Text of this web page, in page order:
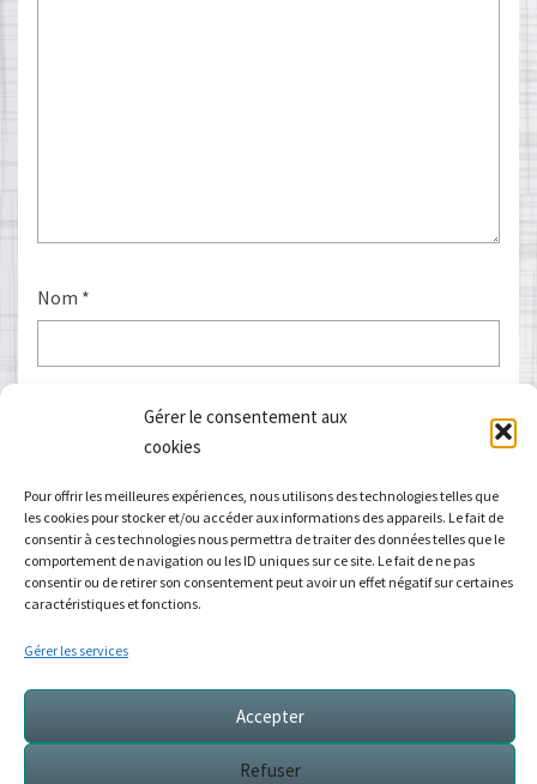
Gérer le consentement aux
cookies
Pour offrir les meilleures expériences, nous utilisons des technologies telles que
les cookies pour stocker et/ou accéder aux informations des appareils. Le fait de
consentir à ces technologies nous permettra de traiter des données telles que le
comportement de navigation ou les ID uniques sur ce site. Le fait de ne pas
consentir ou de retirer son consentement peut avoir un effet négatif sur certaines
caractéristiques et fonctions.
Gérer les services
Accepter
Refuser
Nom *
Site web